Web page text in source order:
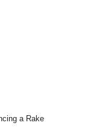
a Rake